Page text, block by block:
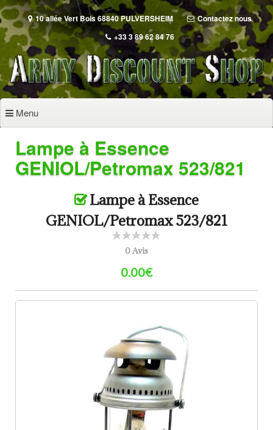
Aller
au
contenu
principal
10 allée Vert Bois 68840 PULVERSHEIM
Contactez nous
+33 3 89 62 84 76
Menu
Lampe à Essence
GENIOL/Petromax 523/821
Lampe à Essence
GENIOL/Petromax 523/821
0 Avis
0.00€